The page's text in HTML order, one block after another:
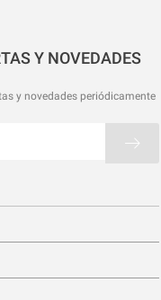
Y NOVEDADES
y novedades periódicamente